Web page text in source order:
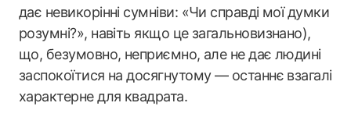
дає невикорінні сумніви: «Чи справді мої думки
розумні?», навіть якщо це загальновизнано),
що, безумовно, неприємно, але не дає людині
заспокоїтися на досягнутому — останнє взагалі
характерне для квадрата.